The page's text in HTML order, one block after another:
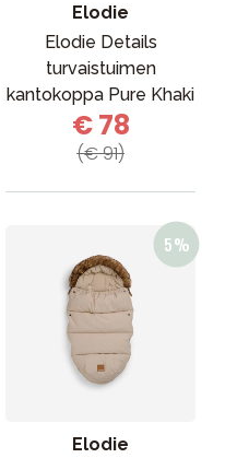
Elodie
Elodie Details
turvaistuimen
kantokoppa Pure Khaki
€ 78
(€ 91)
Elodie